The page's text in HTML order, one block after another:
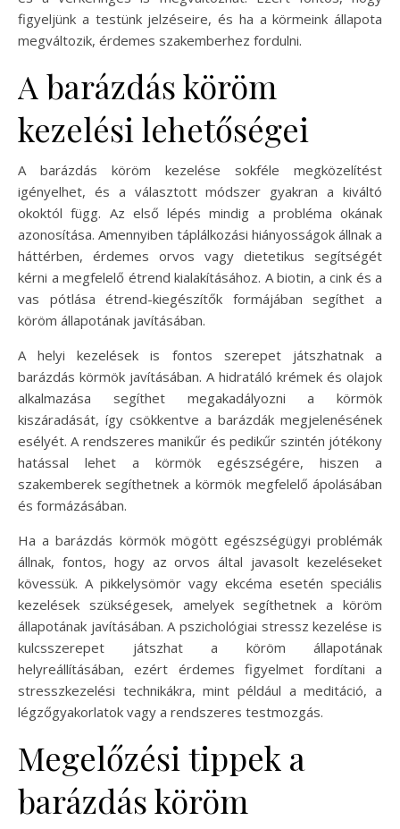
figyeljünk a testünk jelzéseire, és ha a körmeink állapota
megváltozik, érdemes szakemberhez fordulni.
A barázdás köröm
kezelési lehetőségei
A barázdás köröm kezelése sokféle megközelítést
igényelhet, és a választott módszer gyakran a kiváltó
okoktól függ. Az első lépés mindig a probléma okának
azonosítása. Amennyiben táplálkozási hiányosságok állnak a
háttérben, érdemes orvos vagy dietetikus segítségét
kérni a megfelelő étrend kialakításához. A biotin, a cink és a
vas pótlása étrend-kiegészítők formájában segíthet a
köröm állapotának javításában.
A helyi kezelések is fontos szerepet játszhatnak a
barázdás körmök javításában. A hidratáló krémek és olajok
alkalmazása segíthet megakadályozni a körmök
kiszáradását, így csökkentve a barázdák megjelenésének
esélyét. A rendszeres manikűr és pedikűr szintén jótékony
hatással lehet a körmök egészségére, hiszen a
szakemberek segíthetnek a körmök megfelelő ápolásában
és formázásában.
Ha a barázdás körmök mögött egészségügyi problémák
állnak, fontos, hogy az orvos által javasolt kezeléseket
kövessük. A pikkelysömör vagy ekcéma esetén speciális
kezelések szükségesek, amelyek segíthetnek a köröm
állapotának javításában. A pszichológiai stressz kezelése is
kulcsszerepet játszhat a köröm állapotának
helyreállításában, ezért érdemes figyelmet fordítani a
stresszkezelési technikákra, mint például a meditáció, a
légzőgyakorlatok vagy a rendszeres testmozgás.
Megelőzési tippek a
barázdás köröm